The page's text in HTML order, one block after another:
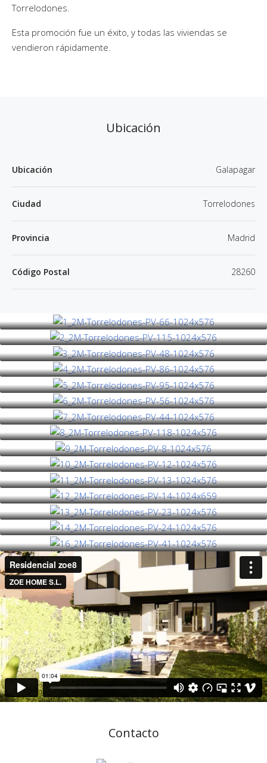
Torrelodones.
Esta promoción fue un éxito, y todas las viviendas se
vendieron rápidamente.
Ubicación
Ubicación Galapagar
Ciudad Torrelodones
Provincia Madrid
Código Postal 28260
Contacto